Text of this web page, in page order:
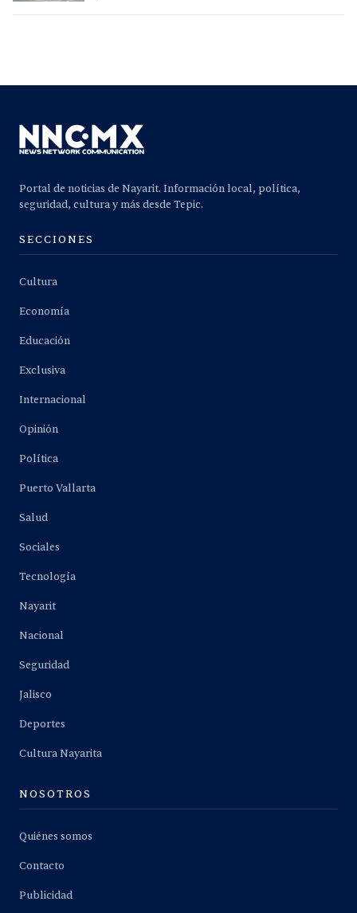
Portal de noticias de Nayarit. Información local, política,
seguridad, cultura y más desde Tepic.
SECCIONES
Cultura
Economía
Educación
Exclusiva
Internacional
Opinión
Política
Puerto Vallarta
Salud
Sociales
Tecnología
Nayarit
Nacional
Seguridad
Jalisco
Deportes
Cultura Nayarita
NOSOTROS
Quiénes somos
Contacto
Publicidad